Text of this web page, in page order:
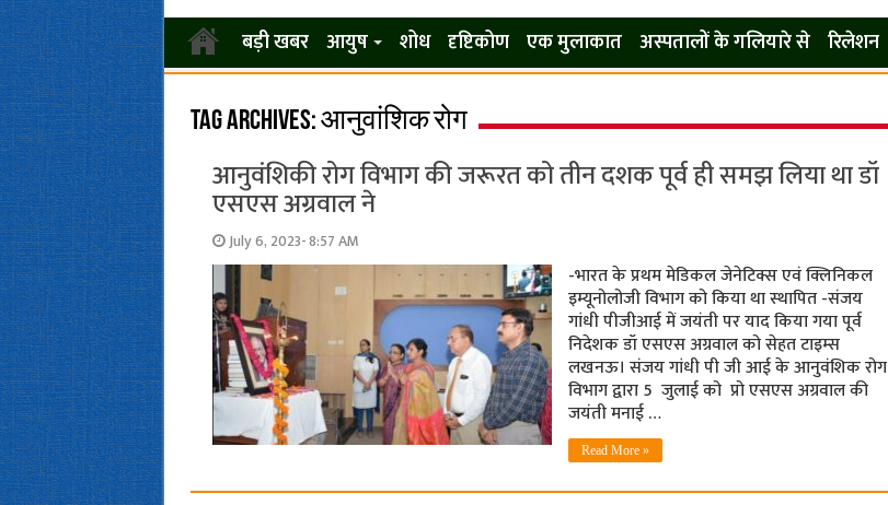
बड़ी खबर आयुष शोध दृष्टिकोण एक मुलाकात अस्पतालों के गलियारे से रिलेशन
Tag Archives:आनुवांशिक रोग
आनुवंशिकी रोग विभाग की जरूरत को तीन दशक पूर्व ही समझ लिया था डॉ
एसएस अग्रवाल ने
July 6, 2023- 8:57 AM
-भारत के प्रथम मेडिकल जेनेटिक्स एवं क्लिनिकल
इम्यूनोलोजी विभाग को किया था स्‍थापित -संजय
गांधी पीजीआई में जयंती पर याद किया गया पूर्व
निदेशक डॉ एसएस अग्रवाल को सेहत टाइम्‍स
लखनऊ। संजय गांधी पी जी आई के आनुवंशिक रोग
विभाग द्वारा 5 जुलाई को प्रो एसएस अग्रवाल की
जयंती मनाई …
Read More »